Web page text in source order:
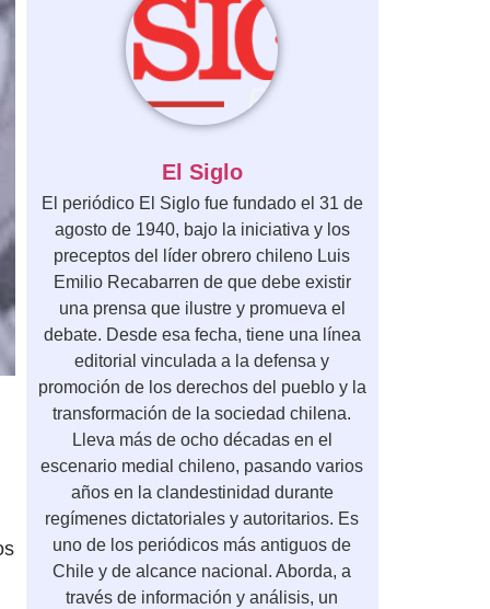
El Siglo
El periódico El Siglo fue fundado el 31 de
agosto de 1940, bajo la iniciativa y los
preceptos del líder obrero chileno Luis
Emilio Recabarren de que debe existir
una prensa que ilustre y promueva el
debate. Desde esa fecha, tiene una línea
editorial vinculada a la defensa y
promoción de los derechos del pueblo y la
transformación de la sociedad chilena.
Lleva más de ocho décadas en el
escenario medial chileno, pasando varios
años en la clandestinidad durante
regímenes dictatoriales y autoritarios. Es
uno de los periódicos más antiguos de
Chile y de alcance nacional. Aborda, a
través de información y análisis, un